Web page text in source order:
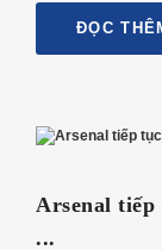
ĐỌC
Arsenal tiếp
...